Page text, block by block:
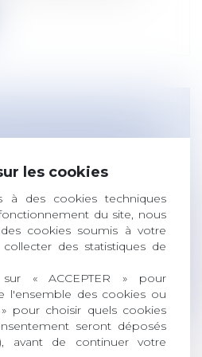
SÉCURITÉ SOCIALE
/Droit de la
du
présente en deux
les cookies
à des cookies techniques
du site, nous
cookies soumis à votre
des statistiques de
sur « ACCEPTER » pour
l'ensemble des cookies ou
» pour choisir quels cookies
seront déposés
avant de continuer votre